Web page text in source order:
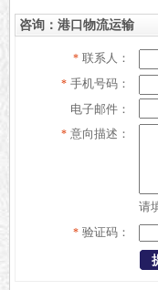
咨询：港口物流运输
* 联系人：
* 手机号码：
电子邮件：
* 意向描述：
请
* 验证码：